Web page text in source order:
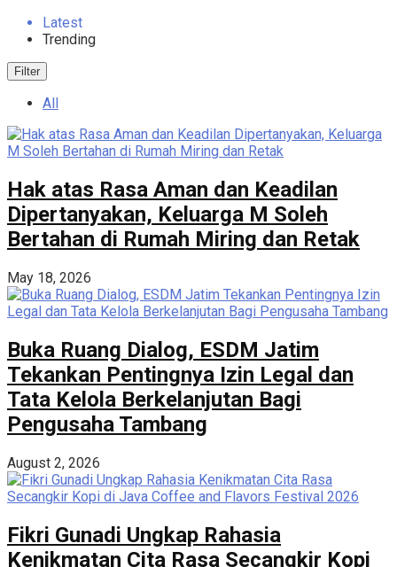
Latest
Trending
Filter
All
Hak atas Rasa Aman dan Keadilan
Dipertanyakan, Keluarga M Soleh
Bertahan di Rumah Miring dan Retak
May 18, 2026
Buka Ruang Dialog, ESDM Jatim
Tekankan Pentingnya Izin Legal dan
Tata Kelola Berkelanjutan Bagi
Pengusaha Tambang
August 2, 2026
Fikri Gunadi Ungkap Rahasia
Kenikmatan Cita Rasa Secangkir Kopi